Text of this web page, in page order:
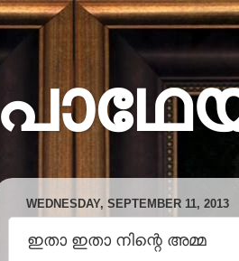
WEDNESDAY, SEPTEMBER 11, 2013
ഇതാ ഇതാ നിന്റെ അമ്മ